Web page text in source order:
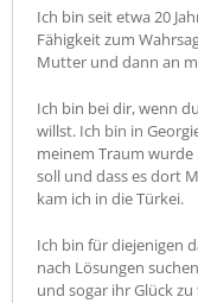
Ich bin seit etwa 20
Fähigkeit zum
Mutter und dann an
Ich bin bei dir, wenn
willst. Ich bin in
meinem Traum wurde
soll und dass es dort
kam ich in die Türkei.
Ich bin für diejenigen
nach Lösungen
und sogar ihr Glück zu